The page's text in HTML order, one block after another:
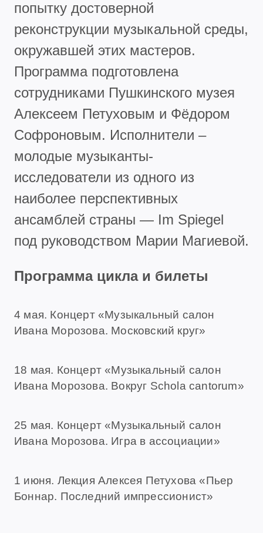
попытку достоверной
реконструкции музыкальной среды,
окружавшей этих мастеров.
Программа подготовлена
сотрудниками Пушкинского музея
Алексеем Петуховым и Фёдором
Софроновым. Исполнители –
молодые музыканты-
исследователи из одного из
наиболее перспективных
ансамблей страны — Im Spiegel
под руководством Марии Магиевой.
Программа цикла и билеты
4 мая. Концерт «Музыкальный салон
Ивана Морозова. Московский круг»
18 мая. Концерт «Музыкальный салон
Ивана Морозова. Вокруг Schola cantorum»
25 мая. Концерт «Музыкальный салон
Ивана Морозова. Игра в ассоциации»
1 июня. Лекция Алексея Петухова «Пьер
Боннар. Последний импрессионист»